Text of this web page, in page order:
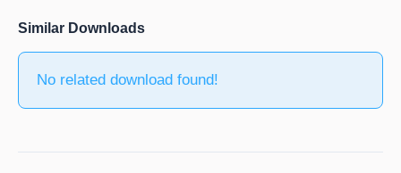
Similar Downloads
No related download found!